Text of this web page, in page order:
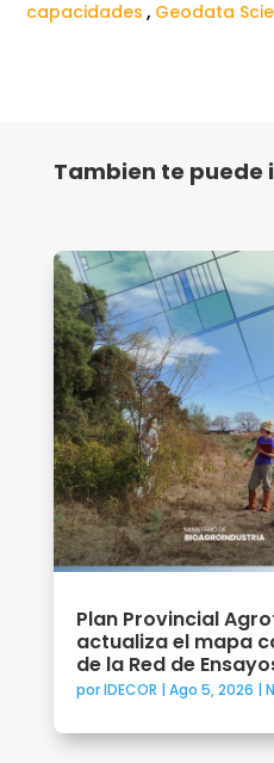
capacidades , Geodata
Tambien te puede
Plan Provincial
actualiza el mapa
de la Red de
porIDECOR | Ago 5, 2026 |